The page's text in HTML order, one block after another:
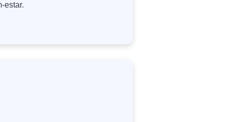
estar.